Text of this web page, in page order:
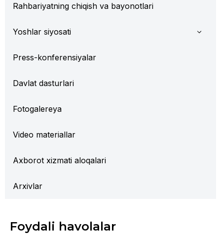
Rahbariyatning chiqish va bayonotlari
Yoshlar siyosati
Press-konferensiyalar
Davlat dasturlari
Fotogalereya
Video materiallar
Axborot xizmati aloqalari
Arxivlar
Foydali havolalar